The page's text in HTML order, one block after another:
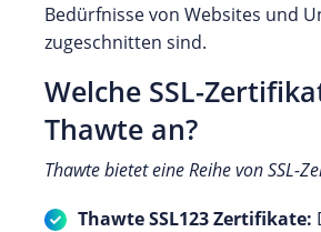
Bedürfnisse von Websites und
zugeschnitten sind.
Welche SSL-
Thawte an?
Thawte bietet eine Reihe von SSL-
Thawte SSL123 Zertifikate: